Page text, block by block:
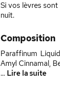
Si vos lèvres
nuit.
Composition
Paraffinum
Amyl Cinnamal,
... Lire la suite